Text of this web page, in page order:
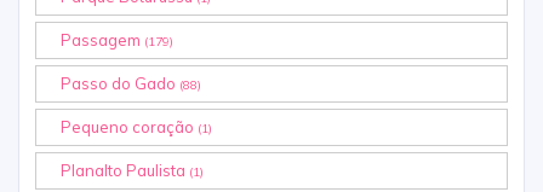
Passagem (179)
Passo do Gado (88)
Pequeno coração (1)
Planalto Paulista (1)